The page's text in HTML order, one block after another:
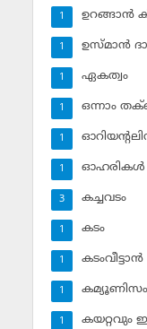
ഉറങ്ങാന്‍
1
ഉസ്മാന്‍
1
ഏകത്വം
1
ഒന്നാം
1
1
ഓഹരികള്‍
1
കച്ചവടം
3
കടം
1
കടംവീട്ടാന്‍
1
കമ്യൂണിസം
1
കയറ്റവും
1